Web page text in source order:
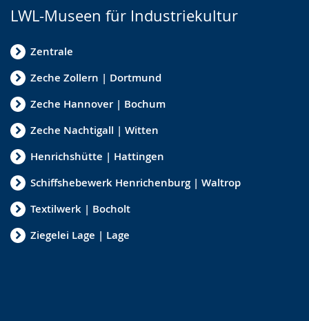
LWL-Museen für Industriekultur
Zentrale
Zeche Zollern | Dortmund
Zeche Hannover | Bochum
Zeche Nachtigall | Witten
Henrichshütte | Hattingen
Schiffshebewerk Henrichenburg | Waltrop
Textilwerk | Bocholt
Ziegelei Lage | Lage